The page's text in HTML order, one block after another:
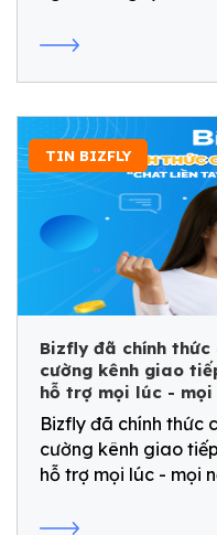
Bizfly đã chính
cường kênh giao
hỗ trợ mọi lúc - mọi
Bizfly đã chính thức
cường kênh giao
hỗ trợ mọi lúc - mọi
TIN BIZFLY